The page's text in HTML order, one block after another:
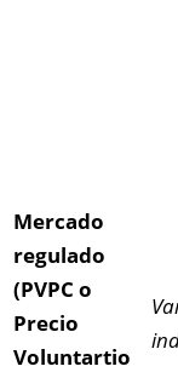
Mercado
regulado
(PVPC o
Precio
Voluntartio